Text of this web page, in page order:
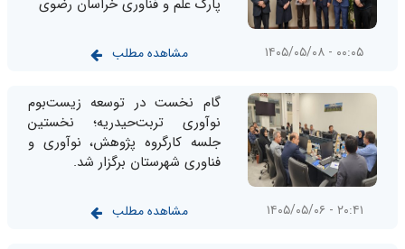
پارک علم و فناوری خراسان رضوی
۰۰:۰۵ - ۱۴۰۵/۰۵/۰۸ مشاهده مطلب
گام نخست در توسعه زیست‌بوم
نوآوری تربت‌حیدریه؛ نخستین
جلسه کارگروه پژوهش، نوآوری و
فناوری شهرستان برگزار شد.
۲۰:۴۱ - ۱۴۰۵/۰۵/۰۶ مشاهده مطلب